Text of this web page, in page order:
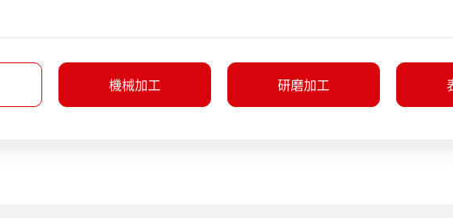
機械加工 研磨加工